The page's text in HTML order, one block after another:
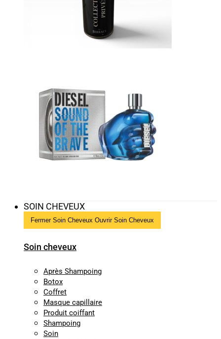
SOIN CHEVEUX
Fermer Soin Cheveux Ouvrir Soin Cheveux
Soin cheveux
Après Shampoing
Botox
Coffret
Masque capillaire
Produit coiffant
Shampoing
Soin